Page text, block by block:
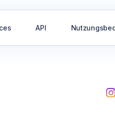
API